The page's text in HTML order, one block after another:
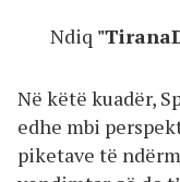
Ndiq
Në këtë kuadër,
edhe mbi
piketave të